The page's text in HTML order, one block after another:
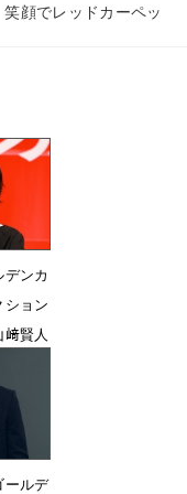
顔でレッドカーペッ
ンカ
ション
賢人
ールデ